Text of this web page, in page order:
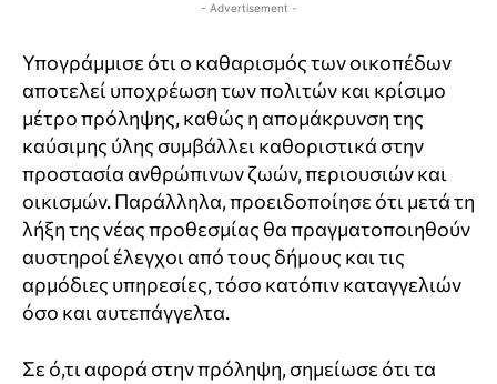
- Advertisement -
Υπογράμμισε ότι ο καθαρισμός των οικοπέδων
αποτελεί υποχρέωση των πολιτών και κρίσιμο
μέτρο πρόληψης, καθώς η απομάκρυνση της
καύσιμης ύλης συμβάλλει καθοριστικά στην
προστασία ανθρώπινων ζωών, περιουσιών και
οικισμών. Παράλληλα, προειδοποίησε ότι μετά τη
λήξη της νέας προθεσμίας θα πραγματοποιηθούν
αυστηροί έλεγχοι από τους δήμους και τις
αρμόδιες υπηρεσίες, τόσο κατόπιν καταγγελιών
όσο και αυτεπάγγελτα.
Σε ό,τι αφορά στην πρόληψη, σημείωσε ότι τα